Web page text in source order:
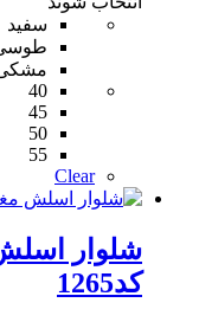
سفید
40
45
50
55
Clear
کد1265